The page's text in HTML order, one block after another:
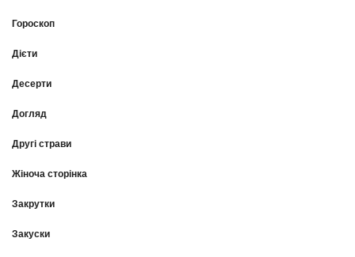
Гороскоп
Дієти
Десерти
Догляд
Другі страви
Жіноча сторінка
Закрутки
Закуски